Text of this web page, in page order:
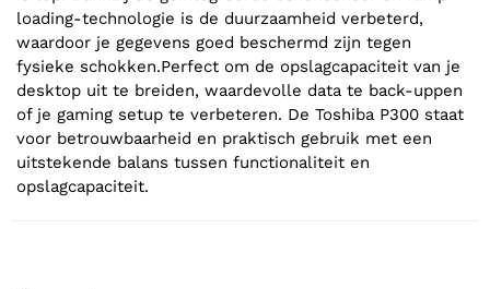
loading-technologie is de duurzaamheid verbeterd,
waardoor je gegevens goed beschermd zijn tegen
fysieke schokken.Perfect om de opslagcapaciteit van je
desktop uit te breiden, waardevolle data te back-uppen
of je gaming setup te verbeteren. De Toshiba P300 staat
voor betrouwbaarheid en praktisch gebruik met een
uitstekende balans tussen functionaliteit en
opslagcapaciteit.